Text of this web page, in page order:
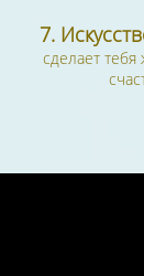
7.
сделает